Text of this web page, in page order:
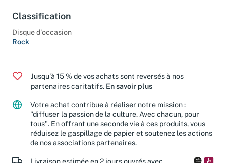
Classification
Disque d'occasion
Rock
Jusqu'à 15 % de vos achats sont reversés à nos
partenaires caritatifs. En savoir plus
Votre achat contribue à réaliser notre mission :
"diffuser la passion de la culture. Avec chacun, pour
tous". En offrant une seconde vie à ces produits, vous
réduisez le gaspillage de papier et soutenez les actions
de nos associations partenaires.
Livraison estimée en 2 jours ouvrés avec